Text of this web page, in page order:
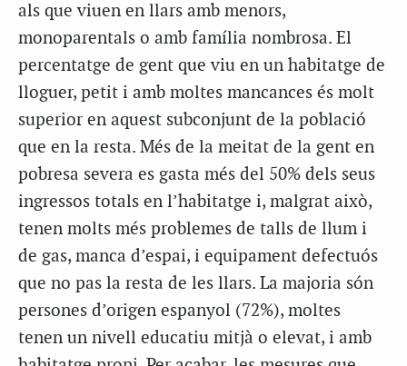
als que viuen en llars amb menors,
monoparentals o amb família nombrosa. El
percentatge de gent que viu en un habitatge de
lloguer, petit i amb moltes mancances és molt
superior en aquest subconjunt de la població
que en la resta. Més de la meitat de la gent en
pobresa severa es gasta més del 50% dels seus
ingressos totals en l’habitatge i, malgrat això,
tenen molts més problemes de talls de llum i
de gas, manca d’espai, i equipament defectuós
que no pas la resta de les llars. La majoria són
persones d’origen espanyol (72%), moltes
tenen un nivell educatiu mitjà o elevat, i amb